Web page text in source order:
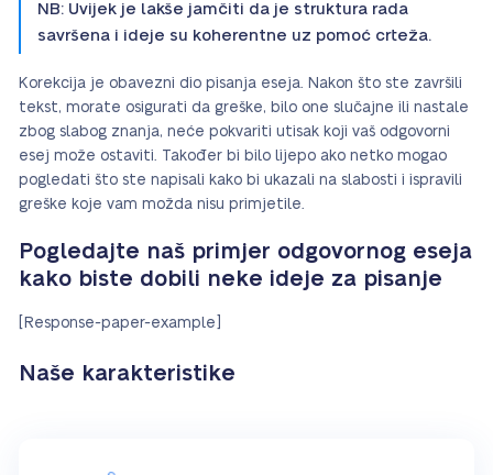
NB: Uvijek je lakše jamčiti da je struktura rada
savršena i ideje su koherentne uz pomoć crteža.
Korekcija je obavezni dio pisanja eseja. Nakon što ste završili
tekst, morate osigurati da greške, bilo one slučajne ili nastale
zbog slabog znanja, neće pokvariti utisak koji vaš odgovorni
esej može ostaviti. Također bi bilo lijepo ako netko mogao
pogledati što ste napisali kako bi ukazali na slabosti i ispravili
greške koje vam možda nisu primjetile.
Pogledajte naš primjer odgovornog eseja
kako biste dobili neke ideje za pisanje
[Response-paper-example]
Naše karakteristike